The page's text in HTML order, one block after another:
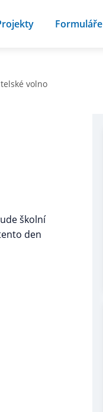
Formuláře
volno
školní
den